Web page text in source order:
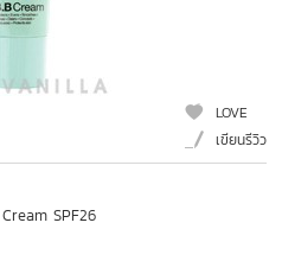
LOVE
เขียนรีวิว
SPF26